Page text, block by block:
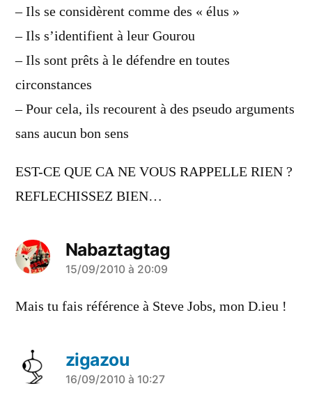
– Ils se considèrent comme des « élus »
– Ils s’identifient à leur Gourou
– Ils sont prêts à le défendre en toutes
circonstances
– Pour cela, ils recourent à des pseudo arguments
sans aucun bon sens
EST-CE QUE CA NE VOUS RAPPELLE RIEN ?
REFLECHISSEZ BIEN…
Nabaztagtag
a
dit :
15/09/2010 à 20:09
Mais tu fais référence à Steve Jobs, mon D.ieu !
zigazou
a
16/09/2010 à 10:27